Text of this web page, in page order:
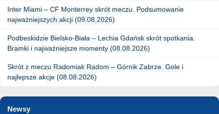
Inter Miami – CF Monterrey skrót meczu. Podsumowanie
najważniejszych akcji (09.08.2026)
Podbeskidzie Bielsko-Biała – Lechia Gdańsk skrót spotkania.
Bramki i najważniejsze momenty (08.08.2026)
Skrót z meczu Radomiak Radom – Górnik Zabrze. Gole i
najlepsze akcje (08.08.2026)
Newsy